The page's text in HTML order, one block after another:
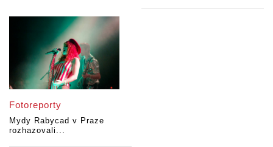
Fotoreporty
Mydy Rabycad v Praze
rozhazovali...